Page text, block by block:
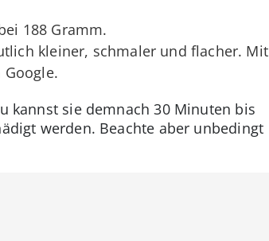
188 Gramm.
kleiner, schmaler und flacher. Mit
kannst sie demnach 30 Minuten bis
werden. Beachte aber unbedingt